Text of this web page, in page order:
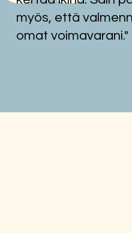
myös, että
omat voimavarani."